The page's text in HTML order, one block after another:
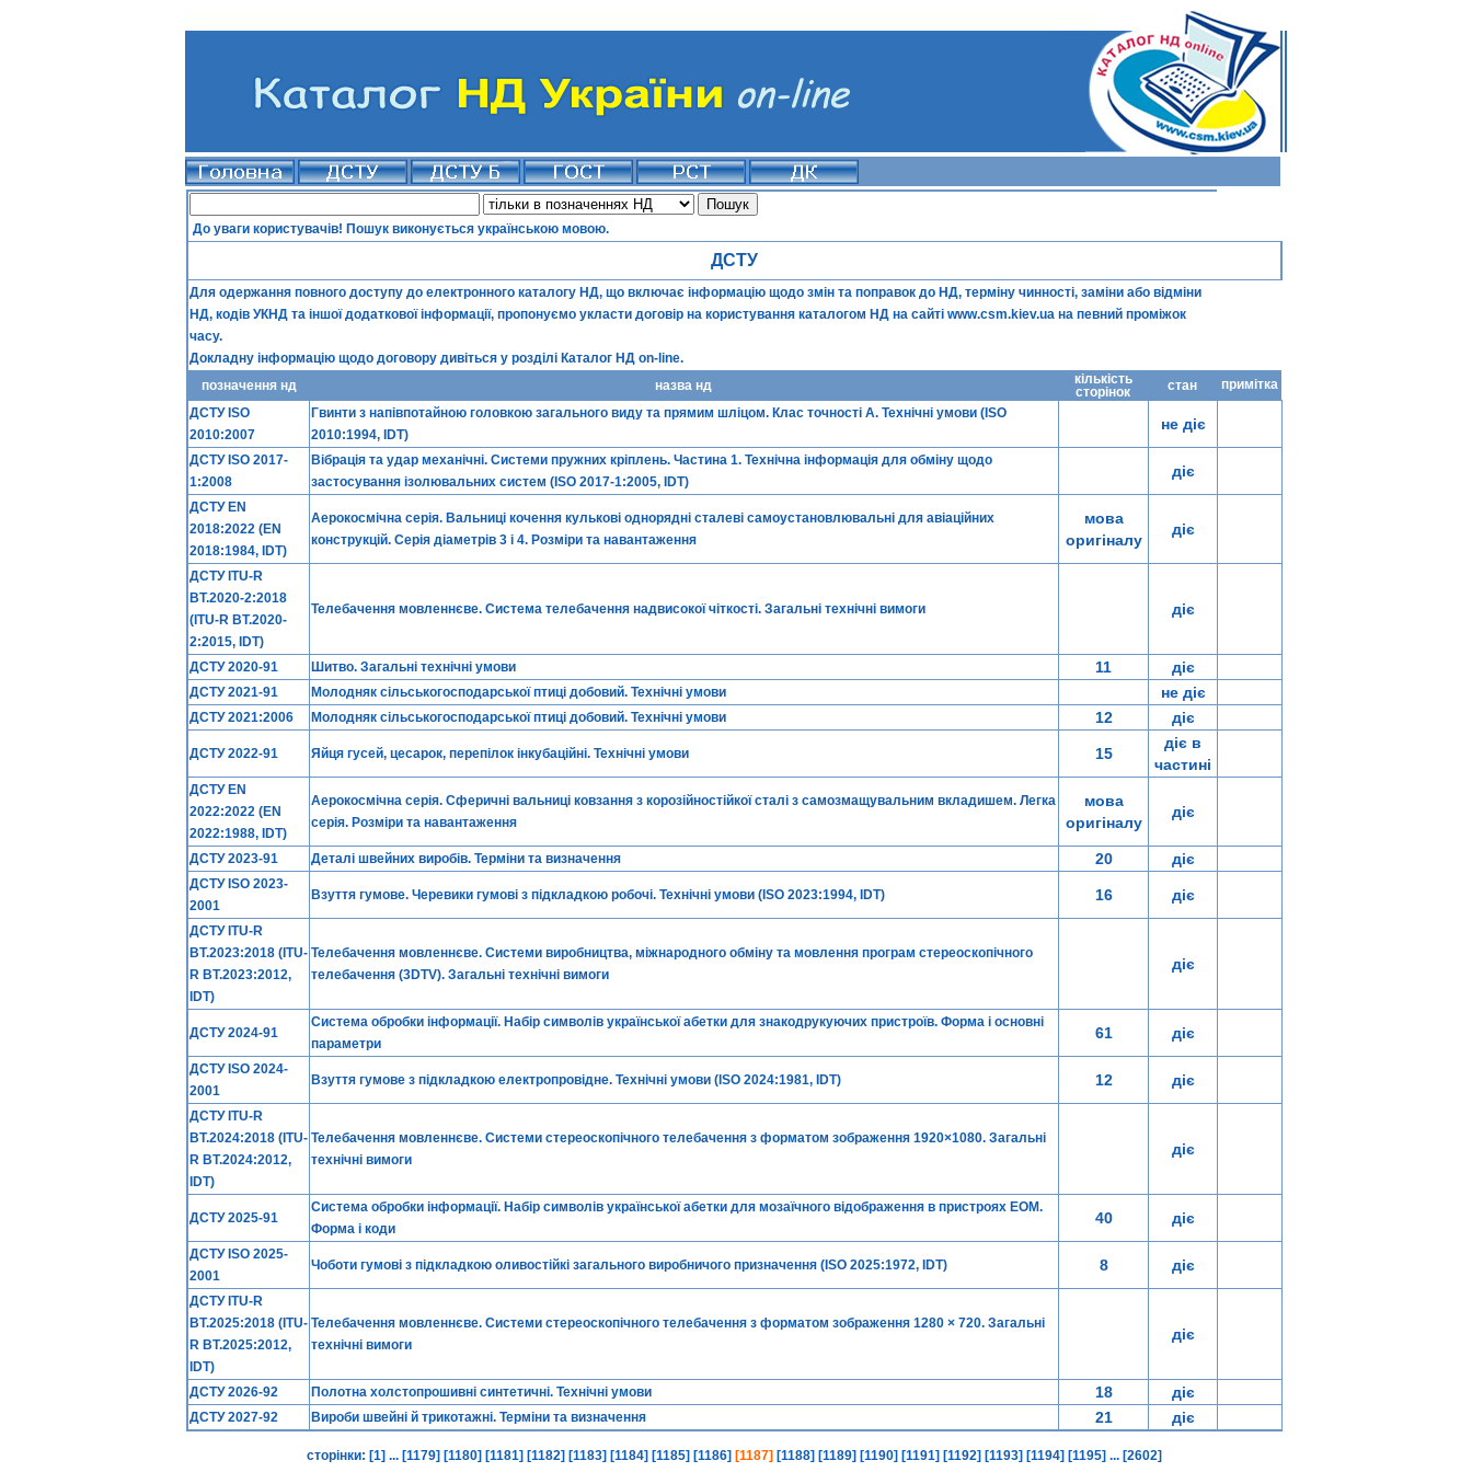
До уваги користувачів! Пошук виконується українською мовою.
ДСТУ
Для одержання повного доступу до електронного каталогу НД, що включає інформацію щодо змін та поправок до НД, терміну чинності, заміни або відміни
НД, кодів УКНД та іншої додаткової інформації, пропонуємо укласти договір на користування каталогом НД на сайті www.csm.kiev.ua на певний проміжок
часу.
Докладну інформацію щодо договору дивіться у розділі Каталог НД on-line.
позначення нд
назва нд
кількість
сторінок
стан
примітка
ДСТУ ISO
2010:2007
Гвинти з напівпотайною головкою загального виду та прямим шліцом. Клас точності А. Технічні умови (ISO
2010:1994, IDT)
не діє
ДСТУ ISO 2017-
1:2008
Вібрація та удар механічні. Системи пружних кріплень. Частина 1. Технічна інформація для обміну щодо
застосування ізолювальних систем (ISO 2017-1:2005, IDT)
діє
ДСТУ EN
2018:2022 (EN
2018:1984, IDT)
Аерокосмічна серія. Вальниці кочення кулькові однорядні сталеві самоустановлювальні для авіаційних
конструкцій. Серія діаметрів 3 і 4. Розміри та навантаження
мова
оригіналу
діє
ДСТУ ITU-R
BT.2020-2:2018
(ITU-R BT.2020-
2:2015, IDT)
Телебачення мовленнєве. Система телебачення надвисокої чіткості. Загальні технічні вимоги діє
ДСТУ 2020-91 Шитво. Загальні технічні умови 11 діє
ДСТУ 2021-91 Молодняк сільськогосподарської птиці добовий. Технічні умови не діє
ДСТУ 2021:2006 Молодняк сільськогосподарської птиці добовий. Технічні умови 12 діє
ДСТУ 2022-91 Яйця гусей, цесарок, перепілок інкубаційні. Технічні умови 15
діє в
частині
ДСТУ EN
2022:2022 (EN
2022:1988, IDT)
Аерокосмічна серія. Сферичні вальниці ковзання з корозійностійкої сталі з самозмащувальним вкладишем. Легка
серія. Розміри та навантаження
мова
оригіналу
діє
ДСТУ 2023-91 Деталі швейних виробів. Терміни та визначення 20 діє
ДСТУ ISO 2023-
2001
Взуття гумове. Черевики гумові з підкладкою робочі. Технічні умови (ISO 2023:1994, IDT) 16 діє
ДСТУ ITU-R
BT.2023:2018 (ITU-
R BT.2023:2012,
IDT)
Телебачення мовленнєве. Системи виробництва, міжнародного обміну та мовлення програм стереоскопічного
телебачення (3DTV). Загальні технічні вимоги
діє
ДСТУ 2024-91
Система обробки інформації. Набір символів української абетки для знакодрукуючих пристроїв. Форма і основні
параметри
61 діє
ДСТУ ISO 2024-
2001
Взуття гумове з підкладкою електропровідне. Технічні умови (ISO 2024:1981, IDT) 12 діє
ДСТУ ITU-R
BT.2024:2018 (ITU-
R BT.2024:2012,
IDT)
Телебачення мовленнєве. Системи стереоскопічного телебачення з форматом зображення 1920×1080. Загальні
технічні вимоги
діє
ДСТУ 2025-91
Система обробки інформації. Набір символів української абетки для мозаїчного відображення в пристроях ЕОМ.
Форма і коди
40 діє
ДСТУ ISO 2025-
2001
Чоботи гумові з підкладкою оливостійкі загального виробничого призначення (ISO 2025:1972, IDT) 8 діє
ДСТУ ITU-R
BT.2025:2018 (ITU-
R BT.2025:2012,
IDT)
Телебачення мовленнєве. Системи стереоскопічного телебачення з форматом зображення 1280 × 720. Загальні
технічні вимоги
діє
ДСТУ 2026-92 Полотна холстопрошивні синтетичні. Технічні умови 18 діє
ДСТУ 2027-92 Вироби швейні й трикотажні. Терміни та визначення 21 діє
сторінки: [1] ...[1179] [1180] [1181] [1182] [1183] [1184] [1185] [1186] [1187] [1188] [1189] [1190] [1191] [1192] [1193] [1194] [1195] ...[2602]